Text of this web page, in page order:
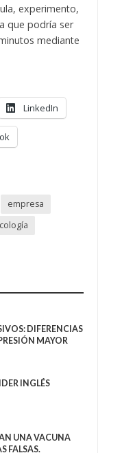
experimento,
que podría ser
mediante
LinkedIn
empresa
DIFERENCIAS
MAYOR
INGLÉS
UNA VACUNA
FALSAS.